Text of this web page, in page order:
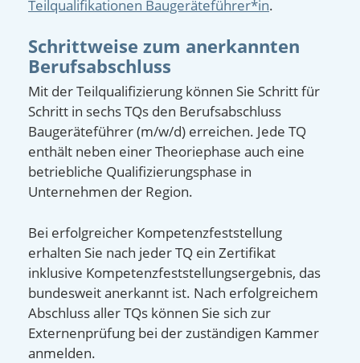
Teilqualifikationen Baugeräteführer*in.
Schrittweise zum anerkannten
Berufsabschluss
Mit der Teilqualifizierung können Sie Schritt für
Schritt in sechs TQs den Berufsabschluss
Baugeräteführer (m/w/d) erreichen. Jede TQ
enthält neben einer Theoriephase auch eine
betriebliche Qualifizierungsphase in
Unternehmen der Region.
Bei erfolgreicher Kompetenzfeststellung
erhalten Sie nach jeder TQ ein Zertifikat
inklusive Kompetenzfeststellungsergebnis, das
bundesweit anerkannt ist. Nach erfolgreichem
Abschluss aller TQs können Sie sich zur
Externenprüfung bei der zuständigen Kammer
anmelden.